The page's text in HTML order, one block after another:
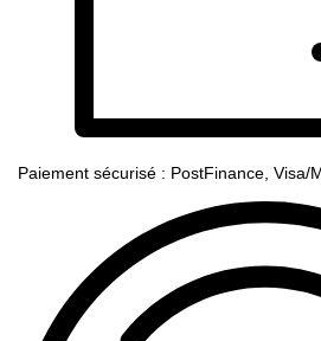
Paiement sécurisé : PostFinance, Visa/